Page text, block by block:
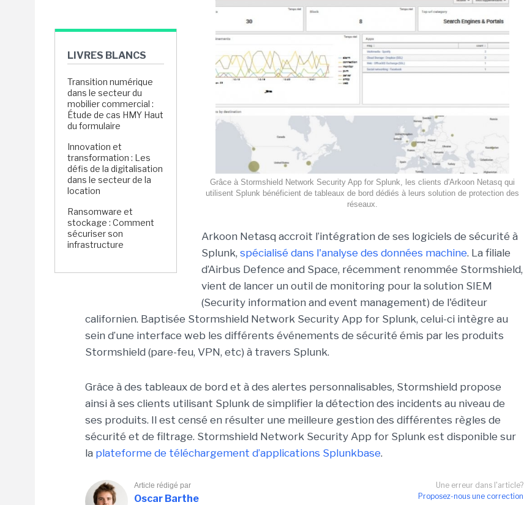
LIVRES BLANCS
Transition numérique
dans le secteur du
mobilier commercial :
Étude de cas HMY Haut
du formulaire
Innovation et
transformation : Les
défis de la digitalisation
dans le secteur de la
location
Ransomware et
stockage : Comment
sécuriser son
infrastructure
Grâce à Stormshield Network Security App for Splunk, les clients d'Arkoon Netasq qui
utilisent Splunk bénéficient de tableaux de bord dédiés à leurs solution de protection des
réseaux.
Arkoon Netasq accroit l’intégration de ses logiciels de sécurité à
Splunk, spécialisé dans l'analyse des données machine. La filiale
d’Airbus Defence and Space, récemment renommée Stormshield,
vient de lancer un outil de monitoring pour la solution SIEM
(Security information and event management) de l'éditeur
californien. Baptisée Stormshield Network Security App for Splunk, celui-ci intègre au
sein d’une interface web les différents événements de sécurité émis par les produits
Stormshield (pare-feu, VPN, etc) à travers Splunk.
Grâce à des tableaux de bord et à des alertes personnalisables, Stormshield propose
ainsi à ses clients utilisant Splunk de simplifier la détection des incidents au niveau de
ses produits. Il est censé en résulter une meilleure gestion des différentes règles de
sécurité et de filtrage. Stormshield Network Security App for Splunk est disponible sur
la plateforme de téléchargement d’applications Splunkbase.
Une erreur dans l'article?
Proposez-nous une correction
Article rédigé par
Oscar Barthe